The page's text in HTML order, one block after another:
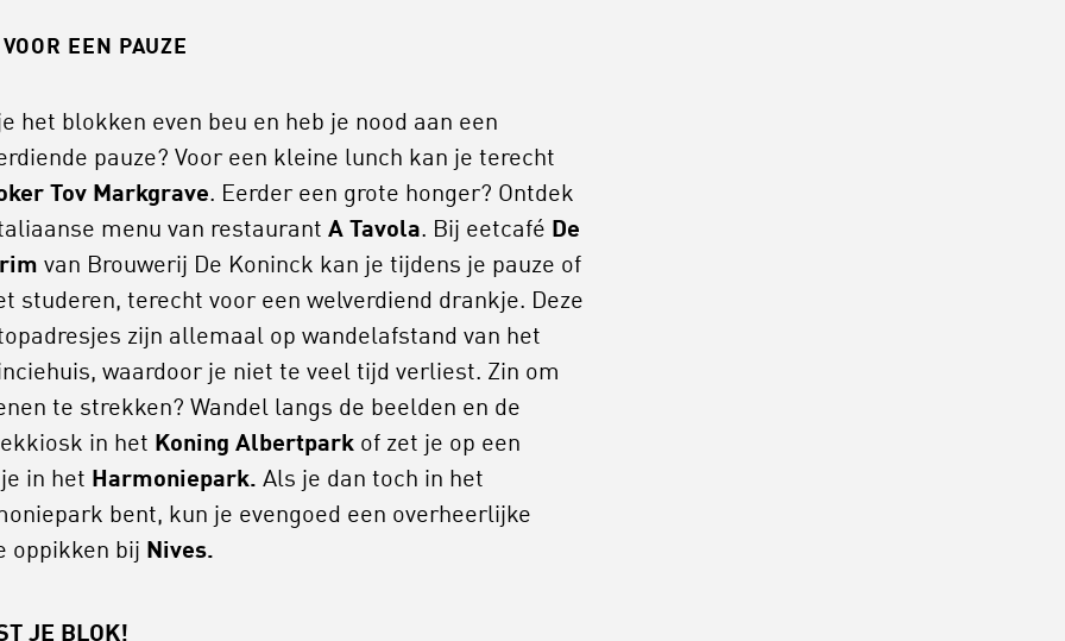
EEN PAUZE
het blokken even beu en heb je nood aan een
pauze? Voor een kleine lunch kan je terecht
Tov Markgrave. Eerder een grote honger? Ontdek
menu van restaurant A Tavola. Bij eetcafé De
van Brouwerij De Koninck kan je tijdens je pauze of
studeren, terecht voor een welverdiend drankje. Deze
zijn allemaal op wandelafstand van het
waardoor je niet te veel tijd verliest. Zin om
te strekken? Wandel langs de beelden en de
in het Koning Albertpark of zet je op een
in het Harmoniepark. Als je dan toch in het
bent, kun je evengoed een overheerlijke
oppikken bij Nives.
JE BLOK!